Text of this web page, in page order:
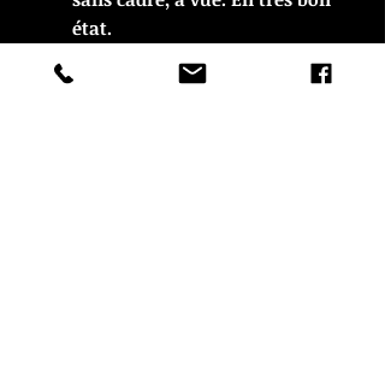
état.